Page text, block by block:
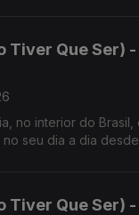
Tiver Que Ser)
no interior do
no seu dia a dia
Tiver Que Ser)